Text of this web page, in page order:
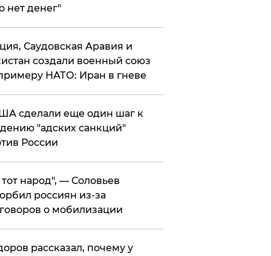
нет денег"
Саудовская Аравия и
создали военный союз
НАТО: Иран в гневе
сделали еще один шаг к
"адских санкций"
России
народ", — Соловьев
россиян из-за
о мобилизации
рассказал, почему у